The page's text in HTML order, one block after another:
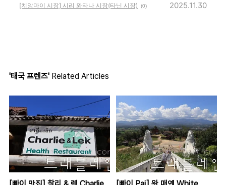
[치앙마이 시장] 시리 와타나 시장(타닌 시장) (0) 2025.11.30
'태국 프렌즈' Related Articles